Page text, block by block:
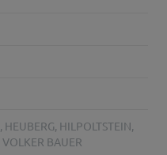
, HEUBERG, HILPOLTSTEIN,
VOLKER BAUER